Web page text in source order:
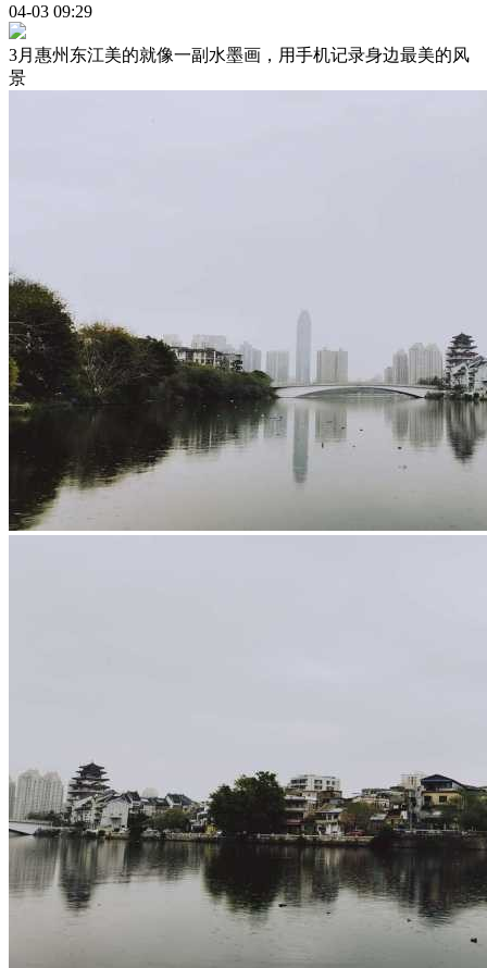
04-03 09:29
3月惠州东江美的就像一副水墨画，用手机记录身边最美的风
景